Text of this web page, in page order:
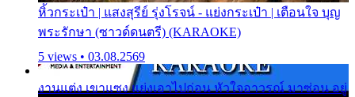
หิ้วกระเป๋า | แสงสุรีย์ รุ่งโรจน์ - แย่งกระเป๋า | เตือนใจ บุญ
พระรักษา (ซาวด์ดนตรี) (KARAOKE)
5 views • 03.08.2569
งานแต่ง เขาแซง แย่งเอาไปก่อน หัวใจอาวรณ์ มาซ่อน อยู่